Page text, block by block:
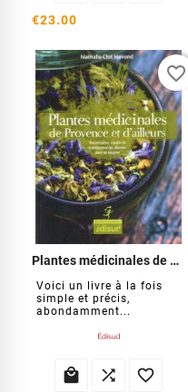
€23.00
Plantes médicinales de Provence et d'ailleurs
Voici un livre à la fois
simple et précis,
abondamment...
  
favorite_border